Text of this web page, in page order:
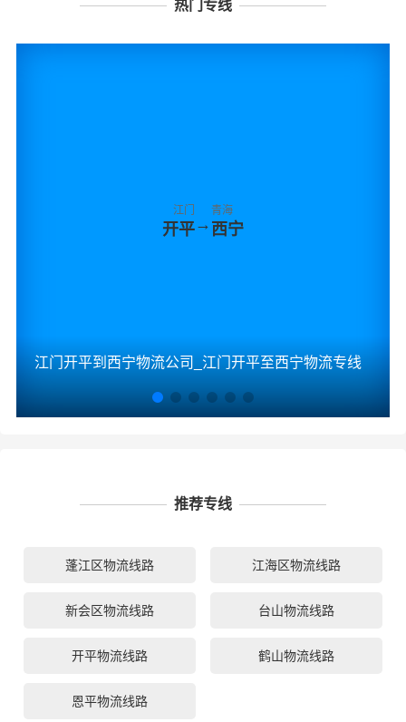
热门专线
江门
开平→
青海
西宁
江门开平到西宁物流公司_江门开平至西宁物流专线
推荐专线
蓬江区物流线路 江海区物流线路
新会区物流线路 台山物流线路
开平物流线路 鹤山物流线路
恩平物流线路